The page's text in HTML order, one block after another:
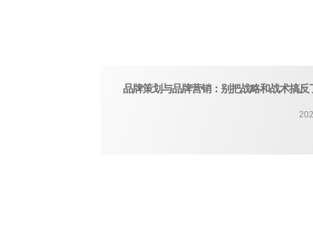
品牌策划与品牌营销：别把战略和战术搞反